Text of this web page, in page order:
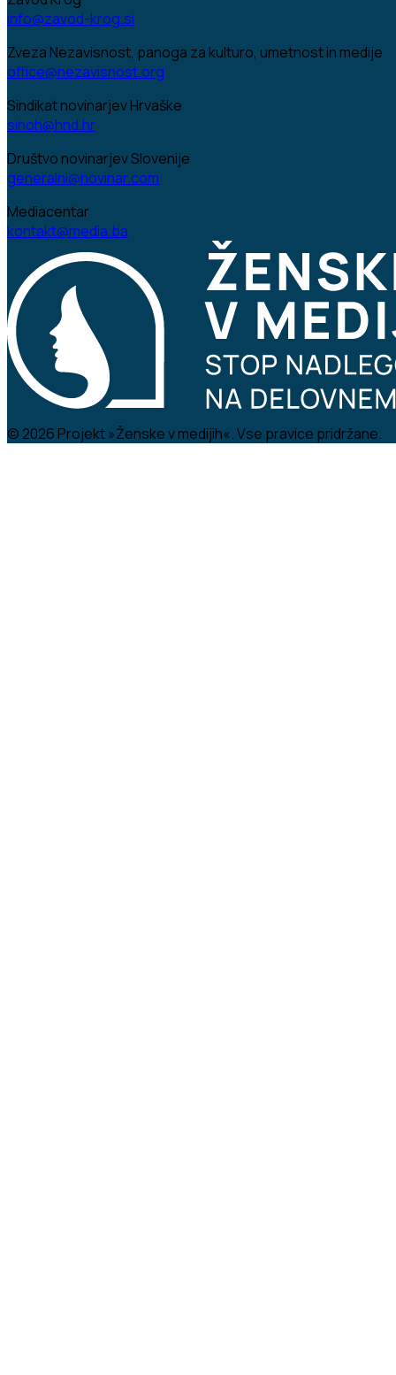
info@zavod-krog.si
Zveza Nezavisnost, panoga za kulturo, umetnost in medije
office@nezavisnost.org
Sindikat novinarjev Hrvaške
sinoh@hnd.hr
Društvo novinarjev Slovenije
generalni@novinar.com
Mediacentar
kontakt@media.ba
© 2026 Projekt »Ženske v medijih«. Vse pravice pridržane.